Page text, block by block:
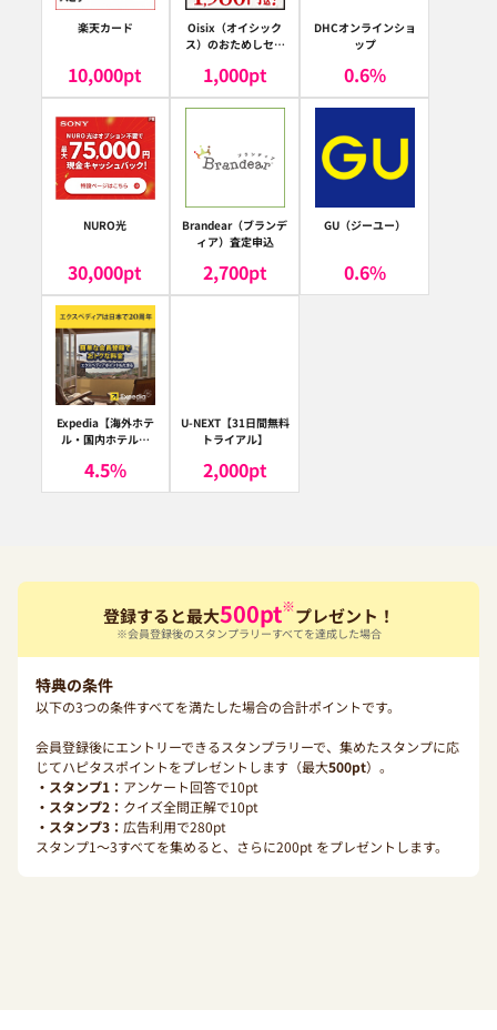
楽天カード
10,000pt
Oisix（オイシック
ス）のおためしセッ
1,000pt
DHCオンラインショ
ップ
0.6%
NURO光
30,000pt
Brandear（ブランデ
ィア）査定申込
2,700pt
GU（ジーユー）
0.6%
Expedia【海外ホテ
ル・国内ホテル予
ア）
4.5%
U-NEXT【31日間無料
トライアル】
2,000pt
登録すると最大500pt※プレゼント！
※会員登録後のスタンプラリーすべてを達成した場合
特典の条件
以下の3つの条件すべてを満たした場合の合計ポイントです。
会員登録後にエントリーできるスタンプラリーで、集めたスタンプに応
じてハピタスポイントをプレゼントします（最大500pt）。
・スタンプ1： アンケート回答で10pt
・スタンプ2： クイズ全問正解で10pt
・スタンプ3： 広告利用で280pt
スタンプ1〜3すべてを集めると、さらに200pt をプレゼントします。